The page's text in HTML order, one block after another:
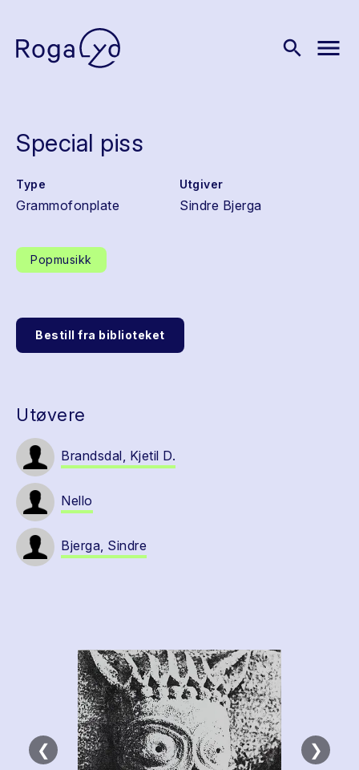
search menu
Special piss
Type
Grammofonplate
Utgiver
Sindre Bjerga
Popmusikk
Bestill fra biblioteket
Utøvere
Brandsdal, Kjetil D.
Nello
Bjerga, Sindre
❮ ❯